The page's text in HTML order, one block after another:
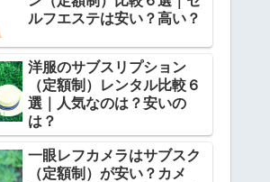
ルフエステは安い？高い？
洋服のサブスリプション
（定額制）レンタル比較６
選｜人気なのは？安いの
は？
一眼レフカメラはサブスク
（定額制）が安い？カメ